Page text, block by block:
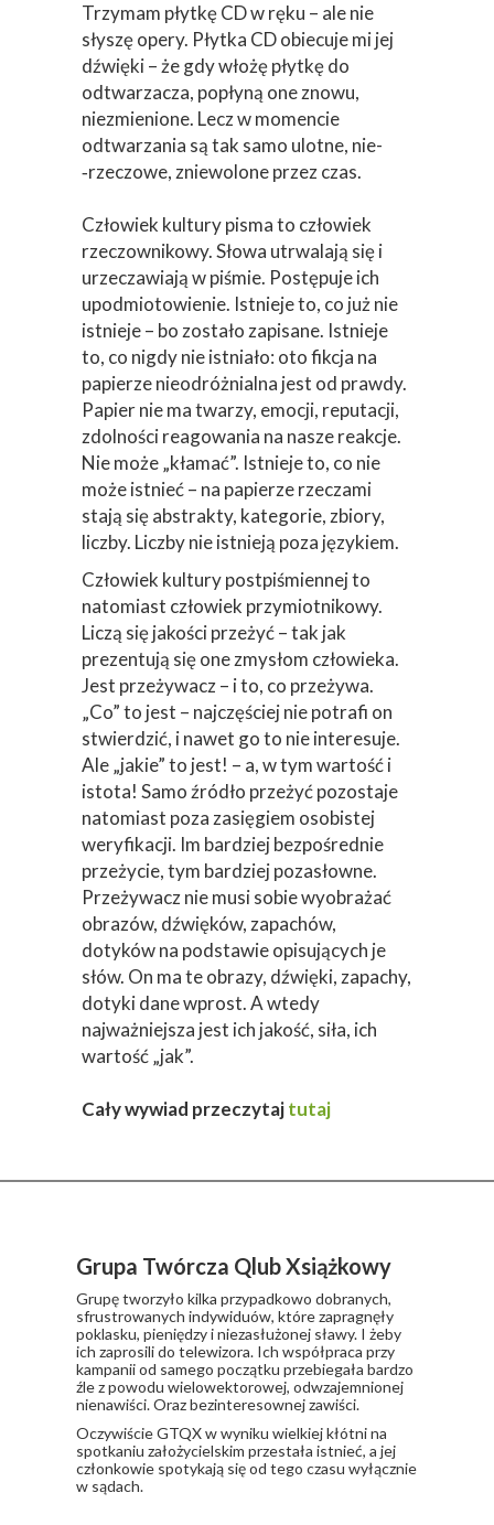
Trzymam płytkę CD w ręku – ale nie
słyszę opery. Płytka CD obiecuje mi jej
dźwięki – że gdy włożę płytkę do
odtwarzacza, popłyną one znowu,
niezmienione. Lecz w momencie
odtwarzania są tak samo ulotne, nie­
‑rzeczowe, zniewolone przez czas.
Człowiek kultury pisma to człowiek
rzeczownikowy. Słowa utrwalają się i
urzeczawiają w piśmie. Postępuje ich
upodmiotowienie. Istnieje to, co już nie
istnieje – bo zostało zapisane. Istnieje
to, co nigdy nie istniało: oto fikcja na
papierze nieodróżnialna jest od prawdy.
Papier nie ma twarzy, emocji, reputacji,
zdolności reagowania na nasze reakcje.
Nie może „kłamać”. Istnieje to, co nie
może istnieć – na papierze rzeczami
stają się abstrakty, kategorie, zbiory,
liczby. Liczby nie istnieją poza językiem.
Człowiek kultury postpiśmiennej to
natomiast człowiek przymiotnikowy.
Liczą się jakości przeżyć – tak jak
prezentują się one zmysłom człowieka.
Jest przeżywacz – i to, co przeżywa.
„Co” to jest – najczęściej nie potrafi on
stwierdzić, i nawet go to nie interesuje.
Ale „jakie” to jest! – a, w tym wartość i
istota! Samo źródło przeżyć pozostaje
natomiast poza zasięgiem osobistej
weryfikacji. Im bardziej bezpośrednie
przeżycie, tym bardziej pozasłowne.
Przeżywacz nie musi sobie wyobrażać
obrazów, dźwięków, zapachów,
dotyków na podstawie opisujących je
słów. On ma te obrazy, dźwięki, zapachy,
dotyki dane wprost. A wtedy
najważniejsza jest ich jakość, siła, ich
wartość „jak”.
Cały wywiad przeczytajtutaj
Grupa Twórcza Qlub Xsiążkowy
Grupę tworzyło kilka przypadkowo dobranych,
sfrustrowanych indywiduów, które zapragnęły
poklasku, pieniędzy i niezasłużonej sławy. I żeby
ich zaprosili do telewizora. Ich współpraca przy
kampanii od samego początku przebiegała bardzo
źle z powodu wielowektorowej, odwzajemnionej
nienawiści. Oraz bezinteresownej zawiści.
​Oczywiście GTQX w wyniku wielkiej kłótni na
spotkaniu założycielskim przestała istnieć, a jej
członkowie spotykają się od tego czasu wyłącznie
w sądach.